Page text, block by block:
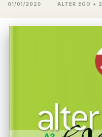
01/01/2020 ALTER EGO + 2